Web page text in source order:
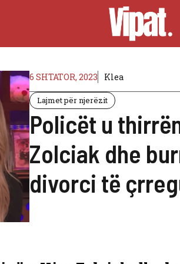
6 SHTATOR, 2023 Klea
Lajmet për njerëzit
Policët u
Zolciak dhe
divorci të